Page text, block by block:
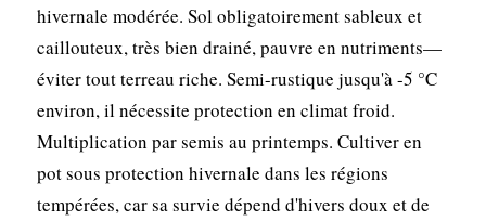
hivernale modérée. Sol obligatoirement sableux et
caillouteux, très bien drainé, pauvre en nutriments—
éviter tout terreau riche. Semi-rustique jusqu'à -5 °C
environ, il nécessite protection en climat froid.
Multiplication par semis au printemps. Cultiver en
pot sous protection hivernale dans les régions
tempérées, car sa survie dépend d'hivers doux et de